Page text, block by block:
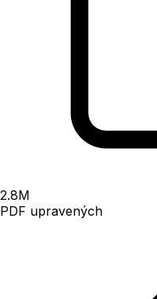
2.8M
PDF upravených